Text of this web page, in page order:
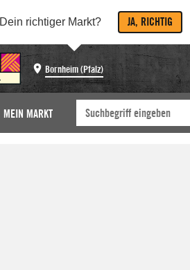
Dein richtiger Markt? JA, RICHTIG
Bornheim (Pfalz)
MEIN MARKT